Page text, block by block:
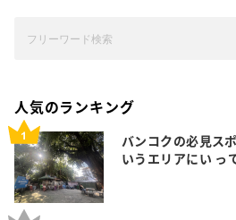
人気のランキング
バンコクの必見ス
いうエリアにい っ